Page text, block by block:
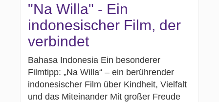
"Na Willa" - Ein
indonesischer Film, der
verbindet
Bahasa Indonesia Ein besonderer
Filmtipp: „Na Willa“ – ein berührender
indonesischer Film über Kindheit, Vielfalt
und das Miteinander Mit großer Freude